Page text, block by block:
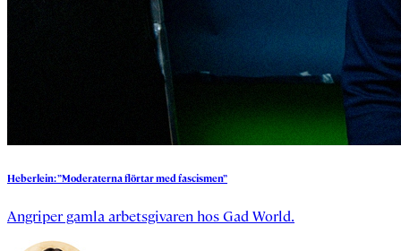
Heberlein:”Moderaternaflörtarmedfascismen”
Angriper gamla arbetsgivaren hos Gad World.